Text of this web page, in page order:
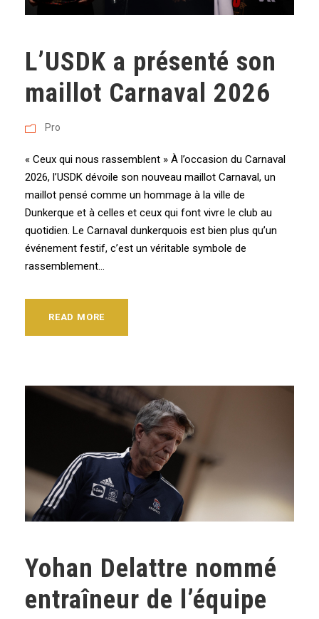
L’USDK a présenté son
maillot Carnaval 2026
Pro
« Ceux qui nous rassemblent » À l’occasion du Carnaval
2026, l’USDK dévoile son nouveau maillot Carnaval, un
maillot pensé comme un hommage à la ville de
Dunkerque et à celles et ceux qui font vivre le club au
quotidien. Le Carnaval dunkerquois est bien plus qu’un
événement festif, c’est un véritable symbole de
rassemblement...
READ MORE
Yohan Delattre nommé
entraîneur de l’équipe